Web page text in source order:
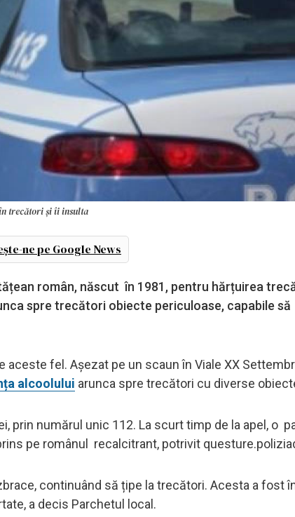
trecători și îi insulta
ne pe Google News
român, născut în 1981, pentru hărțuirea
spre trecători obiecte periculoase, capabile să
fel. Așezat pe un scaun în Viale XX
alcoolului arunca spre trecători cu diverse
prin numărul unic 112. La scurt timp de la apel, o
pe românul recalcitrant, potrivit
continuând să țipe la trecători. Acesta a fost
a decis Parchetul local.